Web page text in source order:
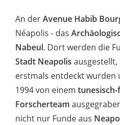
An derAvenue Habib
Néapolis - das
Nabeul. Dort werden die
Stadt Neapolis
erstmals entdeckt wurden
1994 von einem
Forscherteam
nicht nur Funde aus